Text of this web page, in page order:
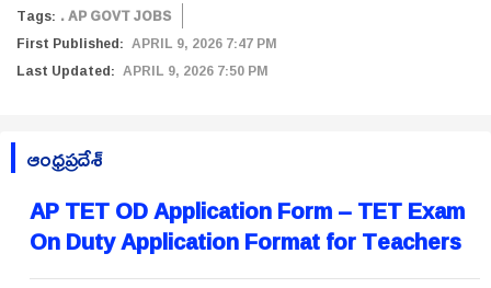
Tags: . AP GOVT JOBS
First Published: APRIL 9, 2026 7:47 PM
Last Updated: APRIL 9, 2026 7:50 PM
ఆంధ్రప్రదేశ్
AP TET OD Application Form – TET Exam
On Duty Application Format for Teachers